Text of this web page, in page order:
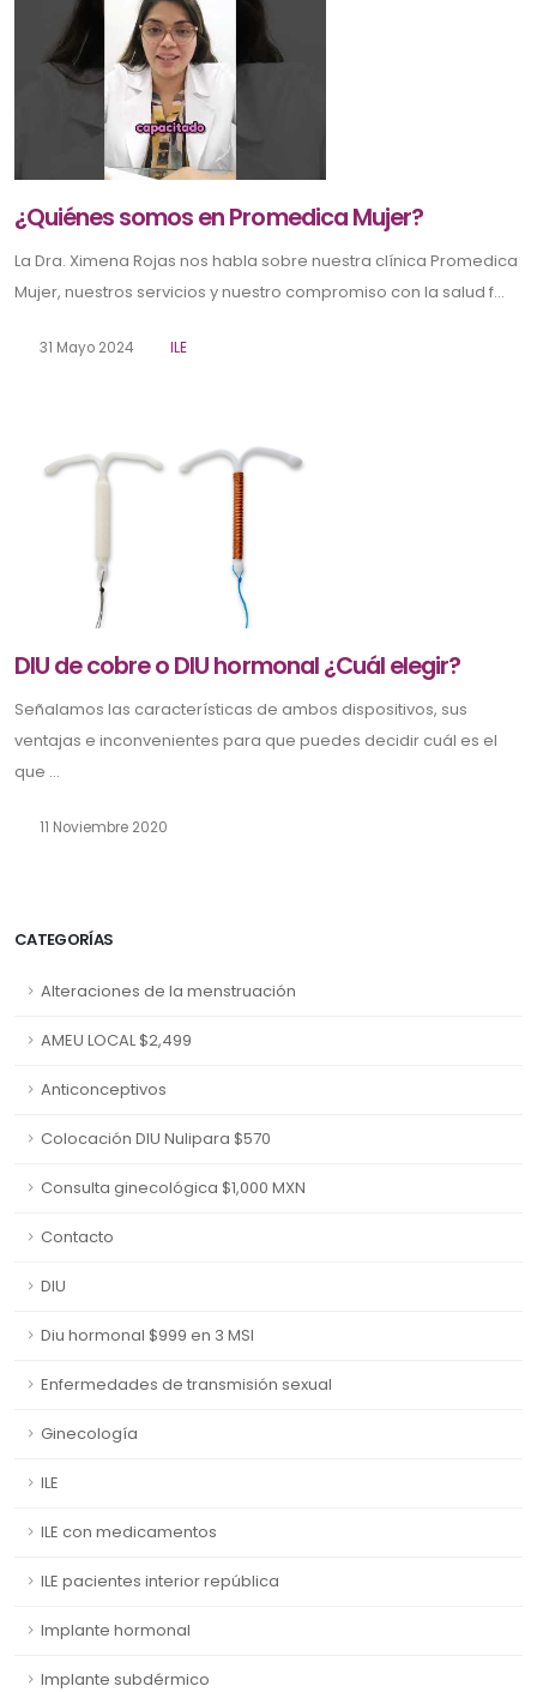
CATEGORÍAS
Alteraciones de la menstruación
AMEU LOCAL $2,499
Anticonceptivos
Colocación DIU Nulipara $570
Consulta ginecológica $1,000 MXN
Contacto
DIU
Diu hormonal $999 en 3 MSI
Enfermedades de transmisión sexual
Ginecología
ILE
ILE con medicamentos
ILE pacientes interior república
Implante hormonal
Implante subdérmico
¿Quiénes somos en Promedica Mujer?
La Dra. Ximena Rojas nos habla sobre nuestra clínica Promedica
Mujer, nuestros servicios y nuestro compromiso con la salud f...
31 Mayo 2024 ILE
DIU de cobre o DIU hormonal ¿Cuál elegir?
Señalamos las características de ambos dispositivos, sus
ventajas e inconvenientes para que puedes decidir cuál es el
que ...
11 Noviembre 2020